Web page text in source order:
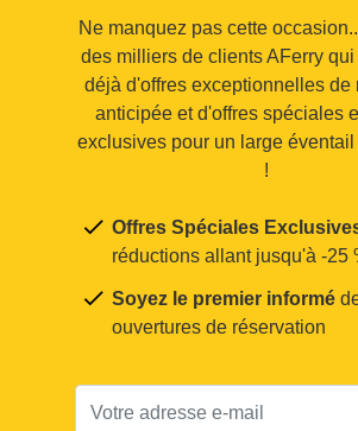
Ne manquez pas cette
des milliers de clients AFerry
déjà d'offres exceptionnelles de
anticipée et d'offres spéciales
exclusives pour un large
!
Offres Spéciales
réductions allant jusqu'à -25
Soyez le premier informé
ouvertures de réservation